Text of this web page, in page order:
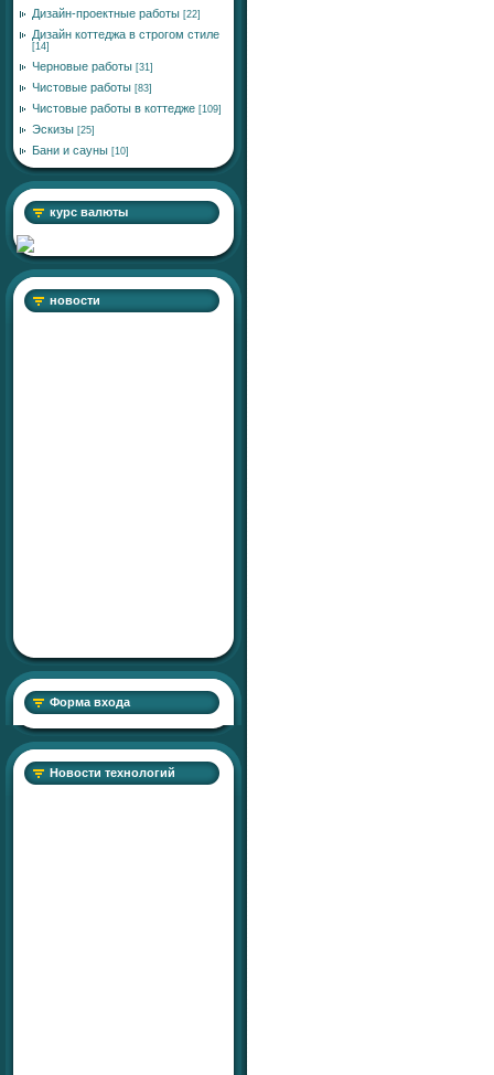
Дизайн-проектные работы [22]
Дизайн коттеджа в строгом стиле
[14]
Черновые работы [31]
Чистовые работы [83]
Чистовые работы в коттедже [109]
Эскизы [25]
Бани и сауны [10]
курс валюты
новости
Форма входа
Новости технологий